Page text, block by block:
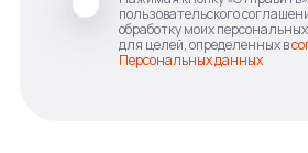
пользовательского
обработку моих
для целей, определенных в
Персональных данных